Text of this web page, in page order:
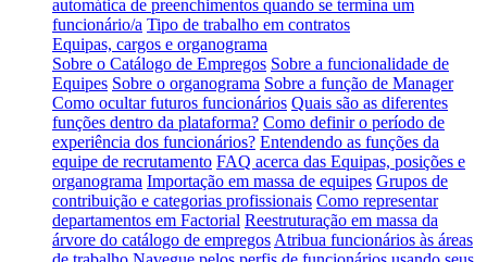
automática de preenchimentos quando se termina um
funcionário/a Tipo de trabalho em contratos
Equipas, cargos e organograma
Sobre o Catálogo de Empregos Sobre a funcionalidade de
Equipes Sobre o organograma Sobre a função de Manager
Como ocultar futuros funcionários Quais são as diferentes
funções dentro da plataforma? Como definir o período de
experiência dos funcionários? Entendendo as funções da
equipe de recrutamento FAQ acerca das Equipas, posições e
organograma Importação em massa de equipes Grupos de
contribuição e categorias profissionais Como representar
departamentos em Factorial Reestruturação em massa da
árvore do catálogo de empregos Atribua funcionários às áreas